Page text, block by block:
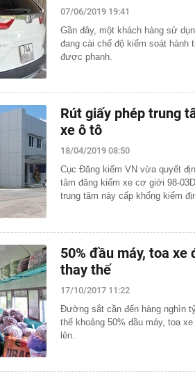
07/06/2019 19:41
Gần đây, một khách hàng sử
đang cài chế độ kiểm soát hành
được phanh.
Rút giấy phép trung
xe ô tô
18/04/2019 08:50
Cục Đăng kiểm VN vừa quyết
tâm đăng kiểm xe cơ giới 98-
trung tâm này cấp khống kiểm
50% đầu máy, toa
thay thế
17/10/2017 11:22
Đường sắt cần đến hàng nghìn
thế khoảng 50% đầu máy, toa
lên.